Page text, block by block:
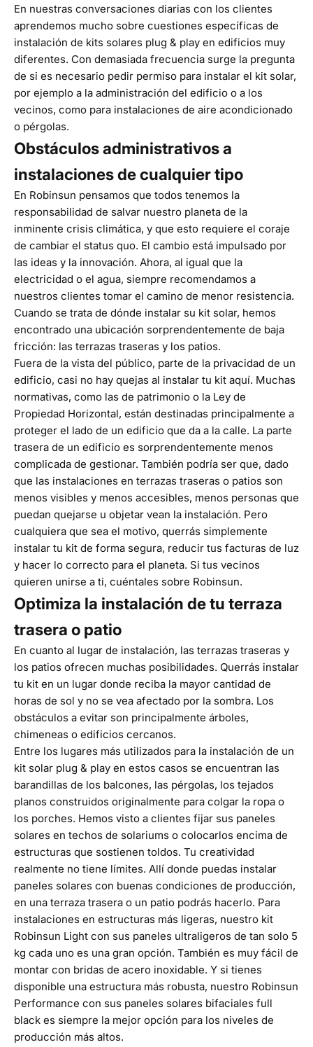
En nuestras conversaciones diarias con los clientes
aprendemos mucho sobre cuestiones específicas de
instalación de kits solares plug & play en edificios muy
diferentes. Con demasiada frecuencia surge la pregunta
de si es necesario pedir permiso para instalar el kit solar,
por ejemplo a la administración del edificio o a los
vecinos, como para instalaciones de aire acondicionado
o pérgolas.
Obstáculos administrativos a
instalaciones de cualquier tipo
En Robinsun pensamos que todos tenemos la
responsabilidad de salvar nuestro planeta de la
inminente crisis climática, y que esto requiere el coraje
de cambiar el status quo. El cambio está impulsado por
las ideas y la innovación. Ahora, al igual que la
electricidad o el agua, siempre recomendamos a
nuestros clientes tomar el camino de menor resistencia.
Cuando se trata de dónde instalar su kit solar, hemos
encontrado una ubicación sorprendentemente de baja
fricción: las terrazas traseras y los patios.
Fuera de la vista del público, parte de la privacidad de un
edificio, casi no hay quejas al instalar tu kit aquí. Muchas
normativas, como las de patrimonio o la Ley de
Propiedad Horizontal, están destinadas principalmente a
proteger el lado de un edificio que da a la calle. La parte
trasera de un edificio es sorprendentemente menos
complicada de gestionar. También podría ser que, dado
que las instalaciones en terrazas traseras o patios son
menos visibles y menos accesibles, menos personas que
puedan quejarse u objetar vean la instalación. Pero
cualquiera que sea el motivo, querrás simplemente
instalar tu kit de forma segura, reducir tus facturas de luz
y hacer lo correcto para el planeta. Si tus vecinos
quieren unirse a ti, cuéntales sobre Robinsun.
Optimiza la instalación de tu terraza
trasera o patio
En cuanto al lugar de instalación, las terrazas traseras y
los patios ofrecen muchas posibilidades. Querrás instalar
tu kit en un lugar donde reciba la mayor cantidad de
horas de sol y no se vea afectado por la sombra. Los
obstáculos a evitar son principalmente árboles,
chimeneas o edificios cercanos.
Entre los lugares más utilizados para la instalación de un
kit solar plug & play en estos casos se encuentran las
barandillas de los balcones, las pérgolas, los tejados
planos construidos originalmente para colgar la ropa o
los porches. Hemos visto a clientes fijar sus paneles
solares en techos de solariums o colocarlos encima de
estructuras que sostienen toldos. Tu creatividad
realmente no tiene límites. Allí donde puedas instalar
paneles solares con buenas condiciones de producción,
en una terraza trasera o un patio podrás hacerlo. Para
instalaciones en estructuras más ligeras, nuestro kit
Robinsun Light con sus paneles ultraligeros de tan solo 5
kg cada uno es una gran opción. También es muy fácil de
montar con bridas de acero inoxidable. Y si tienes
disponible una estructura más robusta, nuestro Robinsun
Performance con sus paneles solares bifaciales full
black es siempre la mejor opción para los niveles de
producción más altos.